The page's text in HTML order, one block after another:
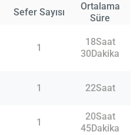
Sefer Sayısı
Ortalama
Süre
1
18Saat
30Dakika
1 22Saat
1
20Saat
45Dakika